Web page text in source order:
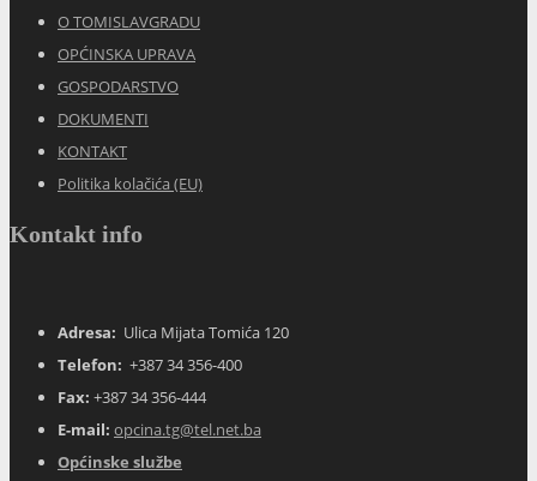
O TOMISLAVGRADU
OPĆINSKA UPRAVA
GOSPODARSTVO
DOKUMENTI
KONTAKT
Politika kolačića (EU)
Kontakt info
Adresa: Ulica Mijata Tomića 120
Telefon: +387 34 356-400
Fax: +387 34 356-444
E-mail: opcina.tg@tel.net.ba
Općinske službe